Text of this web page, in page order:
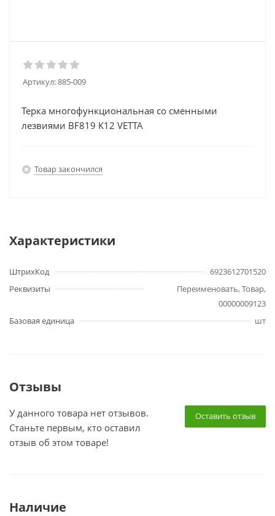
Артикул:885-009
Терка многофункциональная со сменными
лезвиями BF819 К12 VETTA
Товар закончился
Характеристики
ШтрихКод
6923612701520
Реквизиты
Переименовать, Товар,
00000009123
Базовая единица
шт
Отзывы
Оставить отзыв
У данного товара нет отзывов.
Станьте первым, кто оставил
отзыв об этом товаре!
Наличие